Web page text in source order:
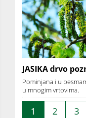
JASIKA drvo
Pominjana i u
u mnogim vrtovima.
1 2 3